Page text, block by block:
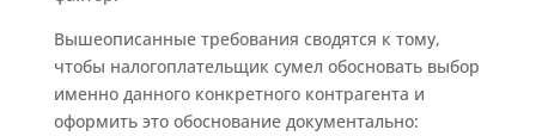
Вышеописанные требования сводятся к тому,
чтобы налогоплательщик сумел обосновать выбор
именно данного конкретного контрагента и
оформить это обоснование документально: